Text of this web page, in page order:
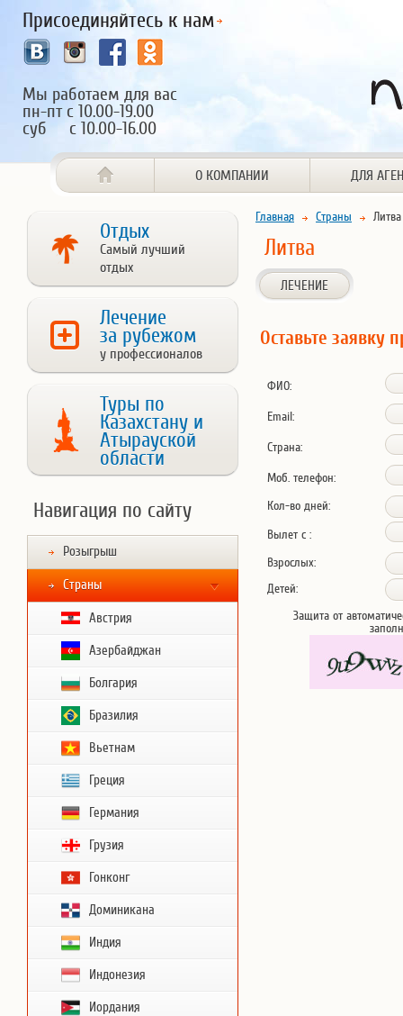
Присоединяйтесь к нам
Мы работаем для вас
пн-пт с 10.00-19.00
суб с 10.00-16.00
О КОМПАНИИ ДЛЯ
Отдых
Самый лучший
отдых
Лечение
за рубежом
у профессионалов
Туры по
Казахстану и
Атырауской
области
Навигация по сайту
Розыгрыш
Страны
Австрия
Азербайджан
Болгария
Бразилия
Вьетнам
Греция
Германия
Грузия
Гонконг
Доминикана
Индия
Индонезия
Иордания
Главная Страны Литва
Литва
ЛЕЧЕНИЕ
Оставьте заявку
ФИО:
Email:
Страна:
Моб. телефон:
Кол-во дней:
Вылет с :
Взрослых:
Детей:
Защита от